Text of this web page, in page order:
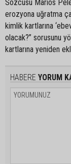
Sözcüsü Marios
erozyona uğratma
kimlik kartlarına
olacak?” sorusunu
kartlarına yeniden
HABERE YORUM